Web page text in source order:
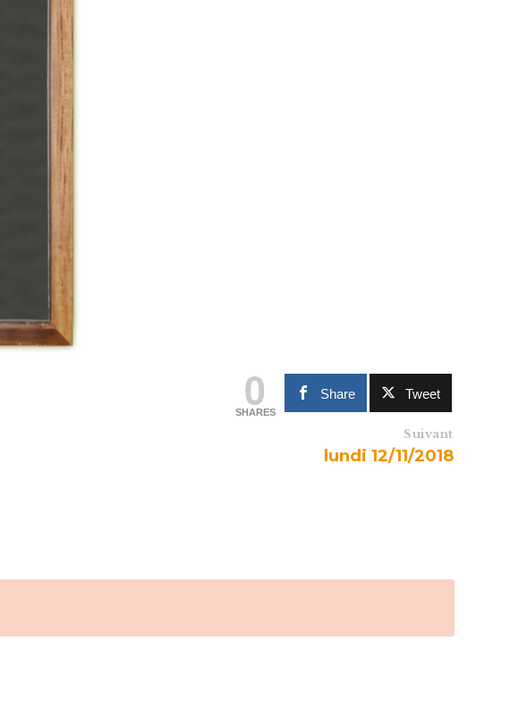
0
SHARES
Share Tweet
Suivant
lundi 12/11/2018